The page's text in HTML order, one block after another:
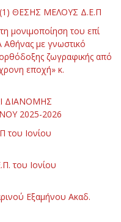
ΘΕΣΗΣ ΜΕΛΟΥΣ Δ.Ε.Π
μονιμοποίηση του επί
Αθήνας με γνωστικό
ορθόδοξης ζωγραφικής από
εποχή» κ.
ΔΙΑΝΟΜΗΣ
2025-2026
του Ιονίου
του Ιονίου
Εξαμήνου Ακαδ.